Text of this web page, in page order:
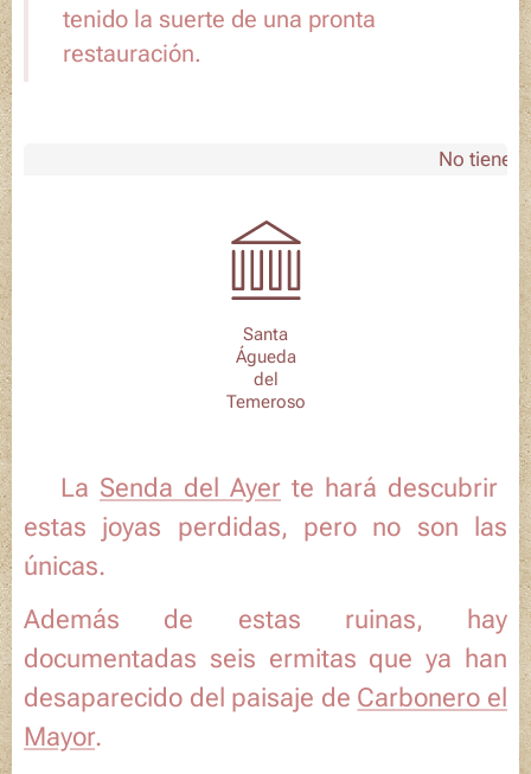
tenido la suerte de una pronta
restauración.
No tienes
Santa
Águeda
del
Temeroso
🚶‍♀️La Senda del Ayer te hará descubrir
estas joyas perdidas, pero no son las
únicas.
Además de estas ruinas, hay
documentadas seis ermitas que ya han
desaparecido del paisaje de Carbonero el
Mayor.